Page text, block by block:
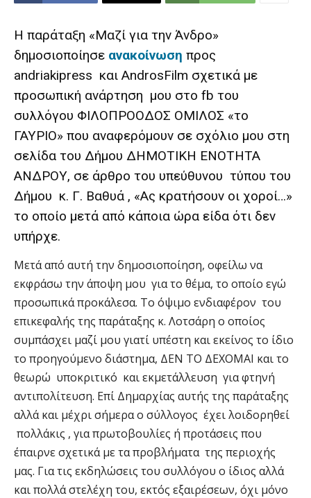
Η παράταξη «Μαζί για την Άνδρο»
δημοσιοποίησε ανακοίνωση προς
andriakipress και AndrosFilm σχετικά με
προσωπική ανάρτηση μου στο fb του
συλλόγου ΦΙΛΟΠΡΟΟΔΟΣ ΟΜΙΛΟΣ «το
ΓΑΥΡΙΟ» που αναφερόμουν σε σχόλιο μου στη
σελίδα του Δήμου ΔΗΜΟΤΙΚΗ ΕΝΟΤΗΤΑ
ΑΝΔΡΟΥ, σε άρθρο του υπεύθυνου τύπου του
Δήμου κ. Γ. Βαθυά , «Ας κρατήσουν οι χοροί…»
το οποίο μετά από κάποια ώρα είδα ότι δεν
υπήρχε.
Μετά από αυτή την δημοσιοποίηση, οφείλω να
εκφράσω την άποψη μου για το θέμα, το οποίο εγώ
προσωπικά προκάλεσα. Το όψιμο ενδιαφέρον του
επικεφαλής της παράταξης κ. Λοτσάρη ο οποίος
συμπάσχει μαζί μου γιατί υπέστη και εκείνος το ίδιο
το προηγούμενο διάστημα, ΔΕΝ ΤΟ ΔΕΧΟΜΑΙ και το
θεωρώ υποκριτικό και εκμετάλλευση για φτηνή
αντιπολίτευση. Επί Δημαρχίας αυτής της παράταξης
αλλά και μέχρι σήμερα ο σύλλογος έχει λοιδορηθεί
πολλάκις , για πρωτοβουλίες ή προτάσεις που
έπαιρνε σχετικά με τα προβλήματα της περιοχής
μας. Για τις εκδηλώσεις του συλλόγου ο ίδιος αλλά
και πολλά στελέχη του, εκτός εξαιρέσεων, όχι μόνο